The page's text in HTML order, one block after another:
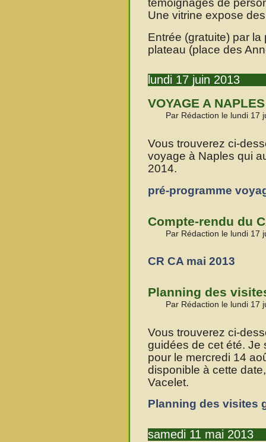
témoignages de
Une vitrine expose
Entrée (gratuite) par
plateau (place des
lundi 17 juin 2013
VOYAGE A NAPLES
Par Rédaction le lundi 17
Vous trouverez ci-
voyage à Naples qui
2014.
pré-programme
Compte-rendu du
Par Rédaction le lundi 17
CR CA mai 2013
Planning des
Par Rédaction le lundi 17
Vous trouverez ci-
guidées de cet été. Je
pour le mercredi 14
disponible à cette
Vacelet.
Planning des visites
samedi 11 mai 2013